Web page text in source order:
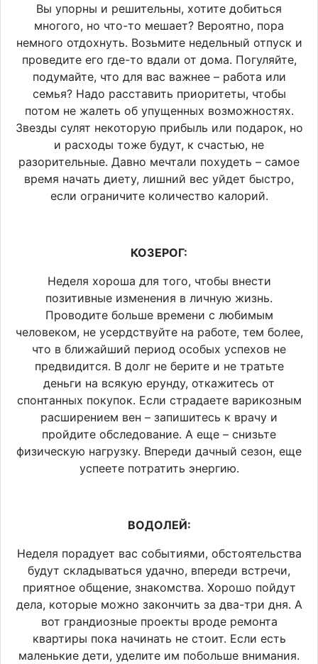
Вы упорны и решительны, хотите добиться
многого, но что-то мешает? Вероятно, пора
немного отдохнуть. Возьмите недельный отпуск и
проведите его где-то вдали от дома. Погуляйте,
подумайте, что для вас важнее – работа или
семья? Надо расставить приоритеты, чтобы
потом не жалеть об упущенных возможностях.
Звезды сулят некоторую прибыль или подарок, но
и расходы тоже будут, к счастью, не
разорительные. Давно мечтали похудеть – самое
время начать диету, лишний вес уйдет быстро,
если ограничите количество калорий.
КОЗЕРОГ:
Неделя хороша для того, чтобы внести
позитивные изменения в личную жизнь.
Проводите больше времени с любимым
человеком, не усердствуйте на работе, тем более,
что в ближайший период особых успехов не
предвидится. В долг не берите и не тратьте
деньги на всякую ерунду, откажитесь от
спонтанных покупок. Если страдаете варикозным
расширением вен – запишитесь к врачу и
пройдите обследование. А еще – снизьте
физическую нагрузку. Впереди дачный сезон, еще
успеете потратить энергию.
ВОДОЛЕЙ:
Неделя порадует вас событиями, обстоятельства
будут складываться удачно, впереди встречи,
приятное общение, знакомства. Хорошо пойдут
дела, которые можно закончить за два-три дня. А
вот грандиозные проекты вроде ремонта
квартиры пока начинать не стоит. Если есть
маленькие дети, уделите им побольше внимания.